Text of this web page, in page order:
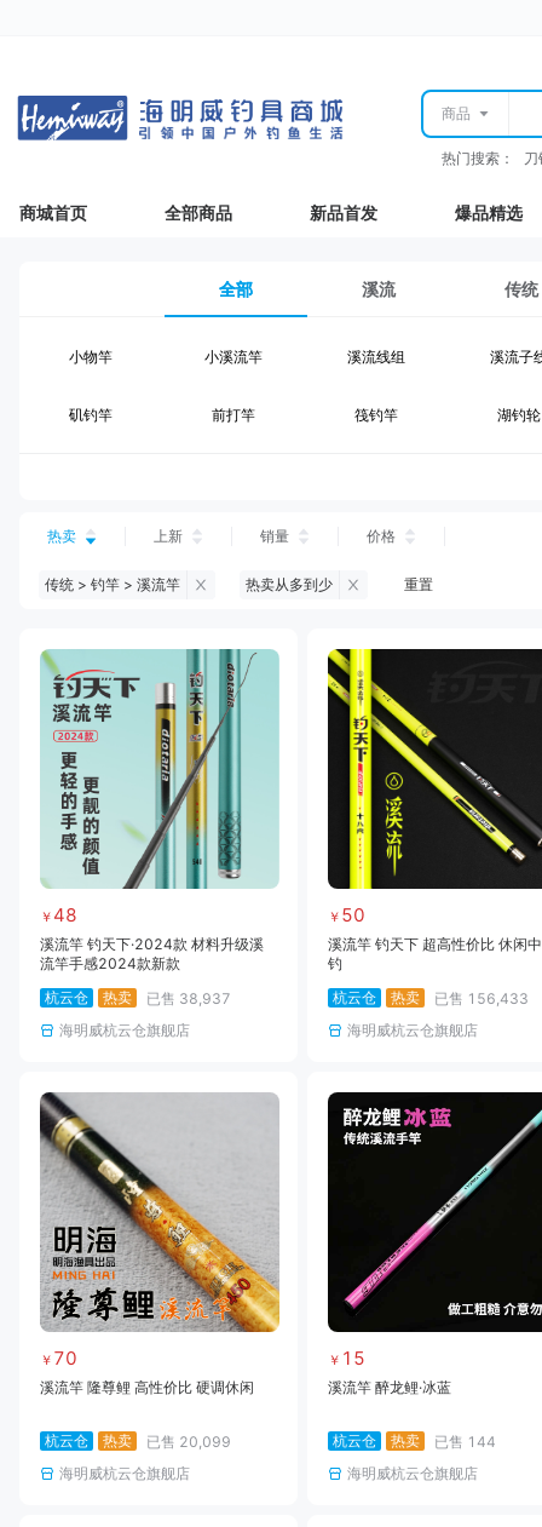
商品
热门搜索：
商城首页 全部商品 新品首发 爆品精选
全部 溪流 传统
小物竿 小溪流竿 溪流线组 溪流子
矶钓竿 前打竿 筏钓竿 湖钓轮
台钓仕挂 台钓钩
钓鱼伞 台钓服饰 台钓装备
黑坑浮漂 黑坑配件 黑坑钓灯 黑坑网
黑坑饵料 马口竿 路亚竿
路亚装备 海钓轮
热卖 上新 销量 价格
传统 > 钓竿 > 溪流竿 热卖从多到少 重置
￥ 48
溪流竿 钓天下·2024款 材料升级溪
流竿手感2024款新款
杭云仓
热卖 已售 38,937
海明威杭云仓旗舰店
￥ 50
溪流竿 钓天下 超高性价比 休闲
钓
杭云仓
热卖 已售 156,433
海明威杭云仓旗舰店
￥ 70
溪流竿 隆尊鲤 高性价比 硬调休闲
杭云仓 热卖 已售 20,099
海明威杭云仓旗舰店
￥ 15
溪流竿 醉龙鲤·冰蓝
杭云仓 热卖 已售 144
海明威杭云仓旗舰店